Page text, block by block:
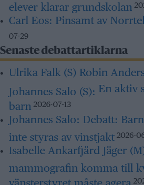
elever klarar grundskolan
Carl Eos: Pinsamt av
07-29
Senaste debattartiklarna
Ulrika Falk (S) Robin
Johannes Salo (S): En aktiv
barn 2026-07-13
Johannes Salo: Debatt:
inte styras av vinstjakt 2026-
Isabelle Ankarfjärd Jäger
mammografin komma till
vänsterstyret måste agera